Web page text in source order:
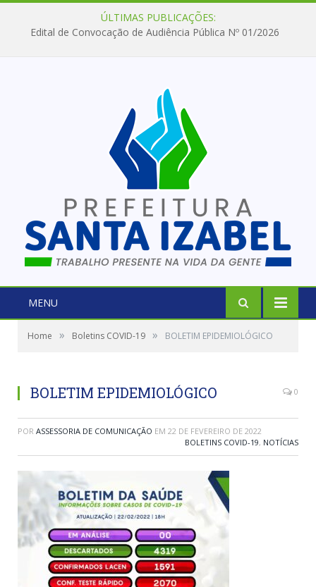
ÚLTIMAS PUBLICAÇÕES:
Edital de Convocação de Audiência Pública Nº 01/2026
MENU
Home » Boletins COVID-19 » BOLETIM EPIDEMIOLÓGICO
BOLETIM EPIDEMIOLÓGICO 0
POR ASSESSORIA DE COMUNICAÇÃO EM 22 DE FEVEREIRO DE 2022
BOLETINS COVID-19, NOTÍCIAS